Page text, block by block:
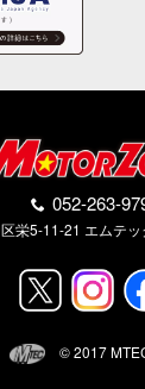
052-263-
栄5-11-21 エムテ
© 2017